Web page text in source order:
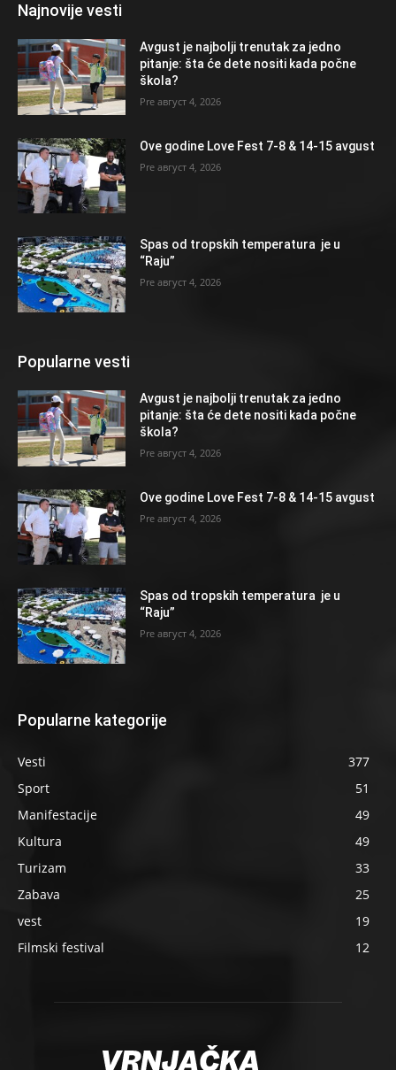
Najnovije vesti
Avgust je najbolji trenutak za jedno
pitanje: šta će dete nositi kada počne
škola?
август 4, 2026
Ove godine Love Fest 7-8 & 14-15 avgust
август 4, 2026
Spas od tropskih temperatura je u
“Raju”
август 4, 2026
Popularne vesti
Avgust je najbolji trenutak za jedno
pitanje: šta će dete nositi kada počne
škola?
август 4, 2026
Ove godine Love Fest 7-8 & 14-15 avgust
август 4, 2026
Spas od tropskih temperatura je u
“Raju”
август 4, 2026
Popularne kategorije
Vesti
377
Sport
51
Manifestacije
49
Kultura
49
Turizam
33
Zabava
25
vest
19
Filmski festival
12